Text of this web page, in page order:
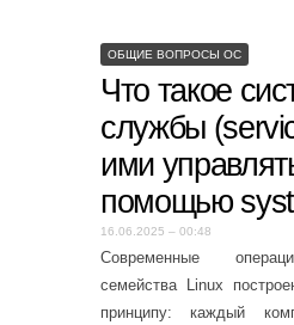
ОБЩИЕ ВОПРОСЫ ОС
Что такое
службы
ими
помощью
16.06.2025 – 00:48
Современные
семейства Linux
принципу: каждый